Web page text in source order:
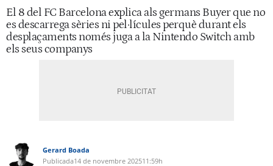
El 8 del FC Barcelona explica als germans Buyer que no
es descarrega sèries ni pel·lícules perquè durant els
desplaçaments només juga a la Nintendo Switch amb
els seus companys
Gerard Boada
Publicada14 de novembre 202511:59h